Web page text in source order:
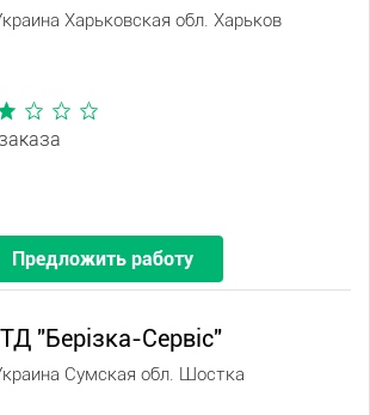
Харьковская обл. Харьков
Предложить работу
"Берізка-Сервіс"
Сумская обл. Шостка